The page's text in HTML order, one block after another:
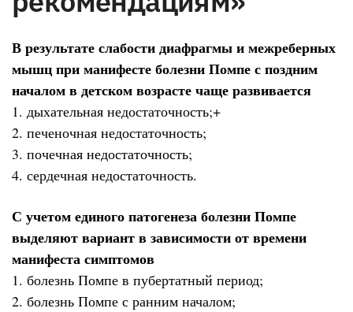
В результате слабости диафрагмы и межреберных
мышц при манифесте болезни Помпе с поздним
началом в детском возрасте чаще развивается
1. дыхательная недостаточность;+
2. печеночная недостаточность;
3. почечная недостаточность;
4. сердечная недостаточность.
С учетом единого патогенеза болезни Помпе
выделяют вариант в зависимости от времени
манифеста симптомов
1. болезнь Помпе в пубертатный период;
2. болезнь Помпе с ранним началом;